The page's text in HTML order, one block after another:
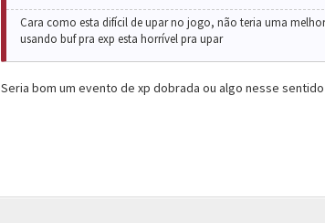
Cara como esta difícil de upar no jogo, não teria uma
usando buf pra exp esta horrível pra upar
Seria bom um evento de xp dobrada ou algo nesse